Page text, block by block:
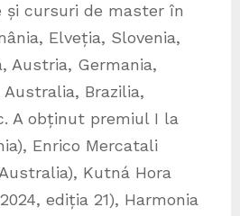
cursuri de master în
Elveția, Slovenia,
Austria, Germania,
Brazilia,
A obținut premiul I la
Enrico Mercatali
Kutná Hora
ediția 21), Harmonia